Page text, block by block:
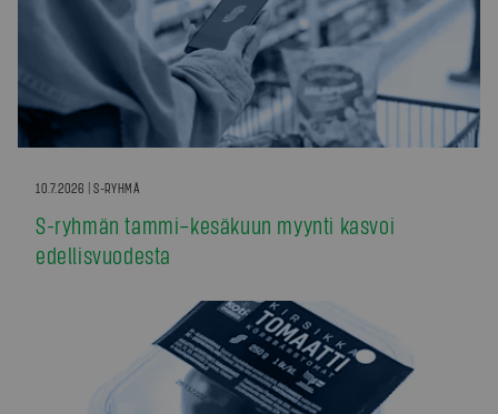
10.7.2026 | S-RYHMÄ
S-ryhmän tammi–kesäkuun myynti kasvoi
edellisvuodesta